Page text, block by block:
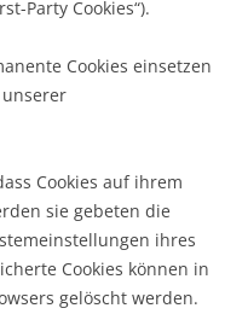
Party Cookies“).
Cookies einsetzen
Cookies auf ihrem
sie gebeten die
ihres
Cookies können in
gelöscht werden.